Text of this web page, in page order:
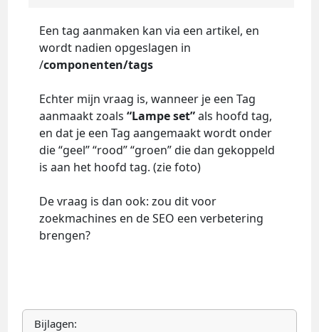
Een tag aanmaken kan via een artikel, en
wordt nadien opgeslagen in
/componenten/tags
Echter mijn vraag is, wanneer je een Tag
aanmaakt zoals “Lampe set”als hoofd tag,
en dat je een Tag aangemaakt wordt onder
die “geel” “rood” “groen” die dan gekoppeld
is aan het hoofd tag. (zie foto)
De vraag is dan ook: zou dit voor
zoekmachines en de SEO een verbetering
brengen?
Bijlagen: